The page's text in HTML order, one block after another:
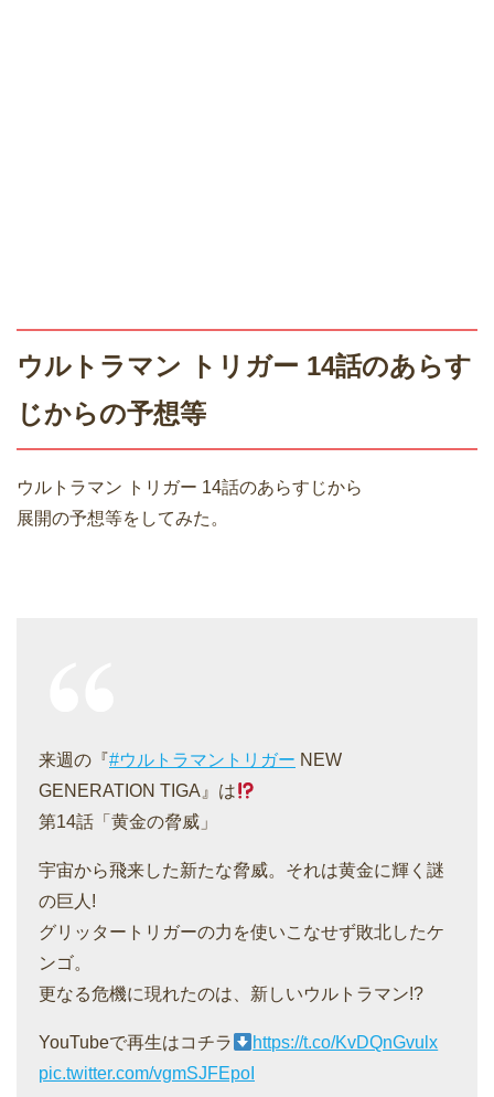
ウルトラマン トリガー 14話のあらす
じからの予想等
ウルトラマン トリガー 14話のあらすじから
展開の予想等をしてみた。
来週の『#ウルトラマントリガー NEW
GENERATION TIGA』は
第14話「黄金の脅威」
宇宙から飛来した新たな脅威。それは黄金に輝く謎
の巨人!
グリッタートリガーの力を使いこなせず敗北したケ
ンゴ。
更なる危機に現れたのは、新しいウルトラマン!?
YouTubeで再生はコチラ
https://t.co/KvDQnGvulx
pic.twitter.com/vgmSJFEpoI